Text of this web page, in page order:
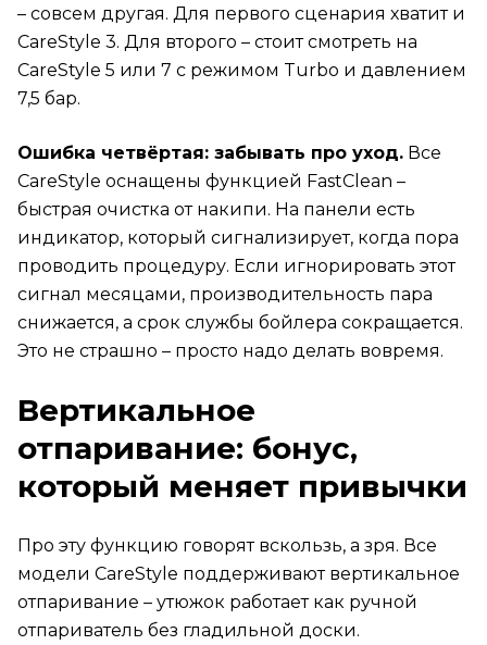
– совсем другая. Для первого сценария хватит и
CareStyle 3. Для второго – стоит смотреть на
CareStyle 5 или 7 с режимом Turbo и давлением
7,5 бар.
Ошибка четвёртая: забывать про уход. Все
CareStyle оснащены функцией FastClean –
быстрая очистка от накипи. На панели есть
индикатор, который сигнализирует, когда пора
проводить процедуру. Если игнорировать этот
сигнал месяцами, производительность пара
снижается, а срок службы бойлера сокращается.
Это не страшно – просто надо делать вовремя.
Вертикальное
отпаривание: бонус,
который меняет привычки
Про эту функцию говорят вскользь, а зря. Все
модели CareStyle поддерживают вертикальное
отпаривание – утюжок работает как ручной
отпариватель без гладильной доски.